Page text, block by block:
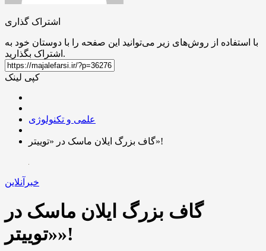
اشتراک گذاری
با استفاده از روش‌های زیر می‌توانید این صفحه را با دوستان خود به
اشتراک بگذارید.
کپی لینک
علمی و تکنولوژی
گاف بزرگ ایلان ماسک در «توییتر»!
خبرآنلاین
گاف بزرگ ایلان ماسک در
«توییتر»!